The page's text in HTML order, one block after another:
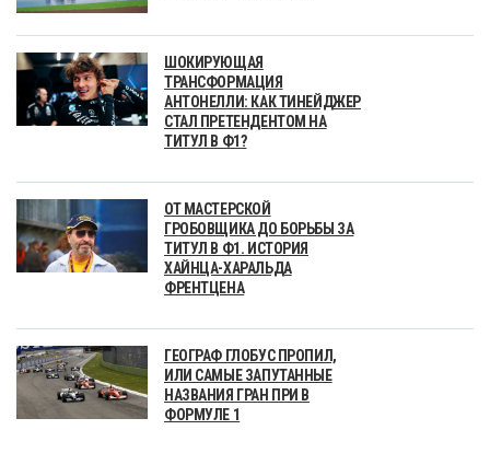
ШОКИРУЮЩАЯ
ТРАНСФОРМАЦИЯ
АНТОНЕЛЛИ: КАК ТИНЕЙДЖЕР
СТАЛ ПРЕТЕНДЕНТОМ НА
ТИТУЛ В Ф1?
ОТ МАСТЕРСКОЙ
ГРОБОВЩИКА ДО БОРЬБЫ ЗА
ТИТУЛ В Ф1. ИСТОРИЯ
ХАЙНЦА-ХАРАЛЬДА
ФРЕНТЦЕНА
ГЕОГРАФ ГЛОБУС ПРОПИЛ,
ИЛИ САМЫЕ ЗАПУТАННЫЕ
НАЗВАНИЯ ГРАН ПРИ В
ФОРМУЛЕ 1